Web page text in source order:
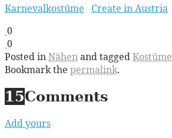
Karnevalkostüme
Create in Austria
0
0
Posted inNähenand taggedKostüme
Bookmark the permalink.
15Comments
Add yours